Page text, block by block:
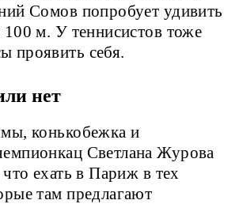
Сомов попробует удивить
100 м. У теннисистов тоже
проявить себя.
нет
конькобежка и
Светлана Журова
ехать в Париж в тех
там предлагают